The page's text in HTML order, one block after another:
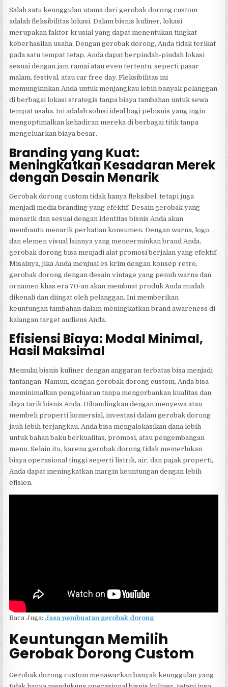
Salah satu keunggulan utama dari gerobak dorong custom
adalah fleksibilitas lokasi. Dalam bisnis kuliner, lokasi
merupakan faktor krusial yang dapat menentukan tingkat
keberhasilan usaha. Dengan gerobak dorong, Anda tidak terikat
pada satu tempat tetap. Anda dapat berpindah-pindah lokasi
sesuai dengan jam ramai atau even tertentu, seperti pasar
malam, festival, atau car free day. Fleksibilitas ini
memungkinkan Anda untuk menjangkau lebih banyak pelanggan
di berbagai lokasi strategis tanpa biaya tambahan untuk sewa
tempat usaha. Ini adalah solusi ideal bagi pebisnis yang ingin
mengoptimalkan kehadiran mereka di berbagai titik tanpa
mengeluarkan biaya besar.
Branding yang Kuat:
Meningkatkan Kesadaran Merek
dengan Desain Menarik
Gerobak dorong custom tidak hanya fleksibel, tetapi juga
menjadi media branding yang efektif. Desain gerobak yang
menarik dan sesuai dengan identitas bisnis Anda akan
membantu menarik perhatian konsumen. Dengan warna, logo,
dan elemen visual lainnya yang mencerminkan brand Anda,
gerobak dorong bisa menjadi alat promosi berjalan yang efektif.
Misalnya, jika Anda menjual es krim dengan konsep retro,
gerobak dorong dengan desain vintage yang penuh warna dan
ornamen khas era 70-an akan membuat produk Anda mudah
dikenali dan diingat oleh pelanggan. Ini memberikan
keuntungan tambahan dalam meningkatkan brand awareness di
kalangan target audiens Anda.
Efisiensi Biaya: Modal Minimal,
Hasil Maksimal
Memulai bisnis kuliner dengan anggaran terbatas bisa menjadi
tantangan. Namun, dengan gerobak dorong custom, Anda bisa
meminimalkan pengeluaran tanpa mengorbankan kualitas dan
daya tarik bisnis Anda. Dibandingkan dengan menyewa atau
membeli properti komersial, investasi dalam gerobak dorong
jauh lebih terjangkau. Anda bisa mengalokasikan dana lebih
untuk bahan baku berkualitas, promosi, atau pengembangan
menu. Selain itu, karena gerobak dorong tidak memerlukan
biaya operasional tinggi seperti listrik, air, dan pajak properti,
Anda dapat meningkatkan margin keuntungan dengan lebih
efisien.
Baca Juga: Jasa pembuatan gerobak dorong
Keuntungan Memilih
Gerobak Dorong Custom
Gerobak dorong custom menawarkan banyak keunggulan yang